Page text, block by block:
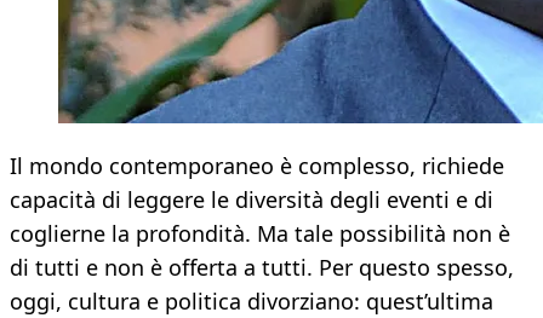
Il mondo contemporaneo è complesso, richiede
capacità di leggere le diversità degli eventi e di
coglierne la profondità. Ma tale possibilità non è
di tutti e non è offerta a tutti. Per questo spesso,
oggi, cultura e politica divorziano: quest’ultima